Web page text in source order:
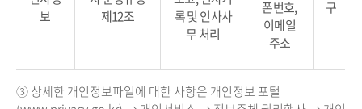
보
제12조
록 및 인사사
무 처리
폰번호,
이메일
주소
구
③ 상세한 개인정보파일에 대한 사항은 개인정보 포털